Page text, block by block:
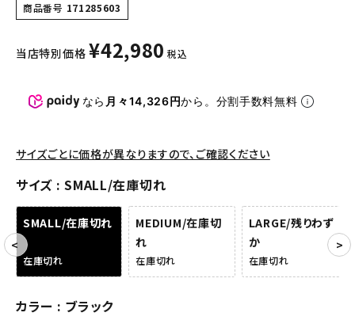
その他バッグ類
スニーカー・ブーツ
COLLABORATION BRAND
SEASON
CONTENTS
ACCOUNT MENU
商品番号 171285603
当店特別価格 ¥42,980 税込
なら 月々14,326円から。分割手数料無料
サイズごとに価格が異なりますので、ご確認ください
サイズ SMALL/在庫切れ
SMALL/在庫切れ
在庫切れ
MEDIUM/在庫切
れ
在庫切れ
LARGE/残りわず
か
在庫切れ
カラー ブラック